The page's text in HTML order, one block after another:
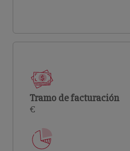
Tramo de facturación
€